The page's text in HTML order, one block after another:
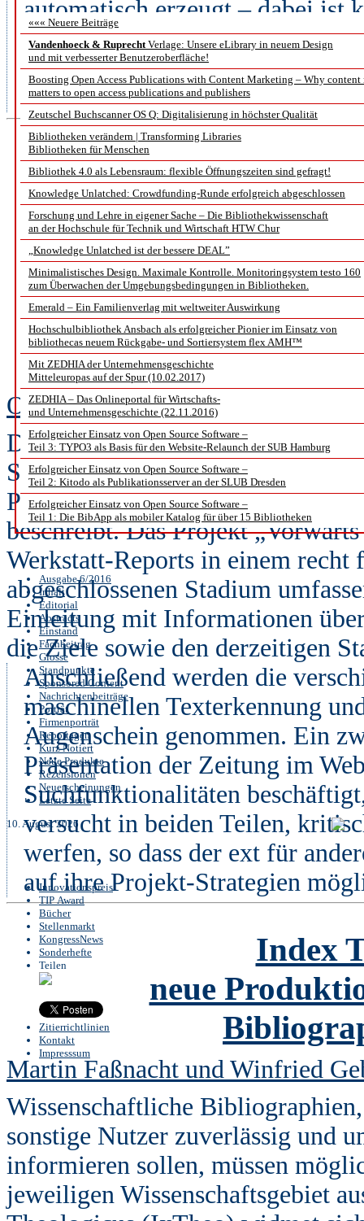
««« Neuere Beiträge
Vandenhoeck & RuprechtVerlage: Unsere eLibrary in neuem Design
und mit verbesserter Benutzeroberfläche!
Boosting Open Access Publications with Content Marketing – Why content
matters to open access publications and publishers
Zeutschel Buchscanner OS Q: Digitalisierung in höchster Qualität
Bibliotheken verändern | Transforming Libraries
Bibliotheken für Menschen
Bibliothek 4.0 als Lebensraum: flexible Öffnungszeiten sind gefragt!
Knowledge Unlatched: Crowdfunding-Runde erfolgreich abgeschlossen
Forschung und Lehre in eigener Sache – Die Bibliothekwissenschaft
an der Hochschule für Technik und Wirtschaft HTW Chur
„Knowledge Unlatched ist der bessere DEAL”
Minimalistisches Design. Maximale Kontrolle. Monitoringsystem testo 160
zum Überwachen der Umgebungsbedingungen in Bibliotheken.
Emerald – Ein Familienverlag mit weltweiter Auswirkung
Hochschulbibliothek Ansbach als erfolgreicher Pionier im Einsatz von
bibliothecas neuem Rückgabe- und Sortiersystem flex AMH™
Mit ZEDHIA der Unternehmensgeschichte
Mitteleuropas auf der Spur (10.02.2017)
ZEDHIA – Das Onlineportal für Wirtschafts-
und Unternehmensgeschichte (22.11.2016)
Erfolgreicher Einsatz von Open Source Software –
Teil 3: TYPO3 als Basis für den Website-Relaunch der SUB Hamburg
Erfolgreicher Einsatz von Open Source Software –
Teil 2: Kitodo als Publikationsserver an der SLUB Dresden
Erfolgreicher Einsatz von Open Source Software –
Teil 1: Die BibApp als mobiler Katalog für über 15 Bibliotheken
Ausgabe 6/2016
Inhalt
Editorial
Abstracts
Einstand
Fachbeitrag
Glosse
Standpunkte
Sponsored Content
Nachrichtenbeiträge
Porträt
Firmenporträt
Reportagen
Kurz Notiert
Neue Produkte
Rezensionen
Neuerscheinungen
Letzte Seite
10. August 2026
Innovationspreis
TIP Award
Bücher
Stellenmarkt
KongressNews
Sonderhefte
Teilen
Zitierrichtlinien
Kontakt
Impresssum
automatisch erzeugt – dabei ist
Fortbildungseinrichtungen
gegenwärtigen Alltagsgeschäft
Horizont abzeichnenden
Das Projekt
Digitalisierung und
Ein
Teil 1:
Olaf Guercke
Der vorliegende Text ist der
Sicht des Praktikers die
Papiervorlage bis zur im Volltext
beschreibt. Das Projekt
Werkstatt-Reports in einem
abgeschlossenen Stadium
Einleitung mit Informationen
die Ziele sowie den derzeitigen
Anschließend werden die
maschinellen Texterkennung
Augenschein genommen. Ein
Präsentation der Zeitung im
Suchfunktionalitäten
versucht in beiden Teilen,
werfen, so dass der ext für
auf ihre Projekt-Strategien
Index
neue
Martin Faßnacht und Winfried
Wissenschaftliche
sonstige Nutzer zuverlässig und
informieren sollen, müssen
jeweiligen Wissenschaftsgebiet